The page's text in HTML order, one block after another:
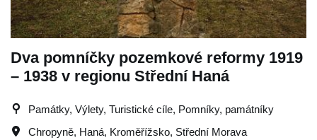
Dva pomníčky pozemkové reformy 1919
– 1938 v regionu Střední Haná
Památky, Výlety, Turistické cíle, Pomníky, památníky
Chropyně, Haná, Kroměřížsko, Střední Morava